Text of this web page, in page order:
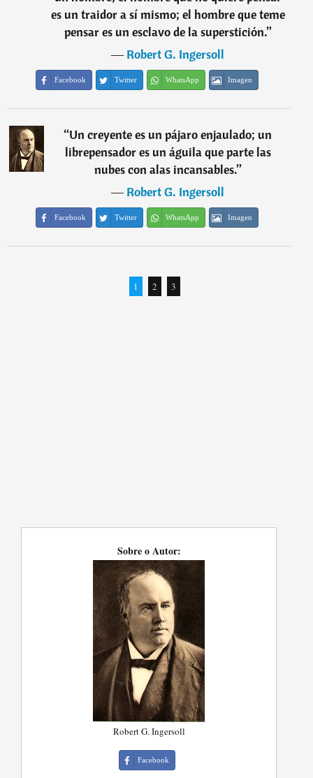
es un traidor a sí mismo; el hombre que teme
pensar es un esclavo de la superstición.”
―Robert G. Ingersoll
Facebook Twitter WhatsApp Imagen
“Un creyente es un pájaro enjaulado; un
librepensador es un águila que parte las
nubes con alas incansables.”
―Robert G. Ingersoll
Facebook Twitter WhatsApp Imagen
1 2 3
Sobre o Autor:
Robert G. Ingersoll
Facebook